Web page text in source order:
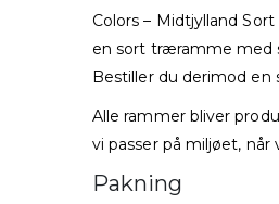
Colors – Midtjylland
en sort træramme med
Bestiller du derimod
Alle rammer bliver
vi passer på miljøet, når
Pakning